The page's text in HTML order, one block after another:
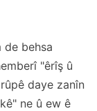
de behsa
"êrîş û
daye zanîn
ne û ew ê